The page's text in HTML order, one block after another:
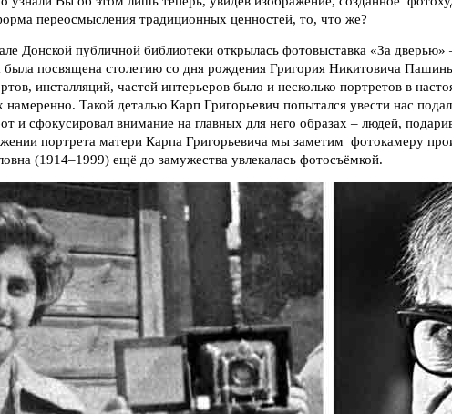
переосмысления традиционных ценностей, то, что же?
Донской публичной библиотеки открылась фотовыставка «За
посвящена столетию со дня рождения Григория Никитовича
инсталляций, частей интерьеров было и несколько портретов в
Такой деталью Карп Григорьевич попытался увести нас
и сфокусировал внимание на главных для него образах – людей,
портрета матери Карпа Григорьевича мы заметим фотокамеру
(1914–1999) ещё до замужества увлекалась фотосъёмкой.